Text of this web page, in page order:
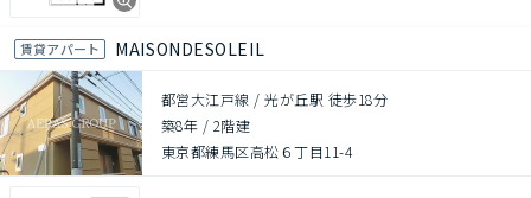
賃貸アパート MAISONDESOLEIL
都営大江戸線 / 光が丘駅 徒歩18分
築8年 / 2階建
東京都練馬区高松６丁目11-4